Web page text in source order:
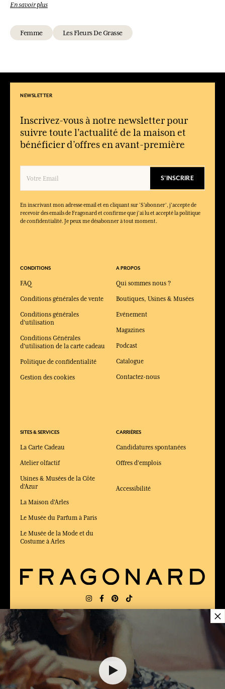
Quels types de produits composent la collection Fleur
La page propose une eau de toilette ainsi que des soins parfumés
comme des savons et des crèmes pour les mains.
florales douces, lumineuses et faciles à porter.
La collection convient-elle comme idée cadeau ?
Oui, grâce à son caractère intemporel et à ses différents formats,
elle s’offre facilement en toute occasion.
En savoir plus
Femme Les Fleurs De Grasse
NEWSLETTER
Inscrivez-vous à notre newsletter pour
suivre toute l'actualité de la maison et
bénéficier d’offres en avant-première
S'INSCRIRE
En inscrivant mon adresse email et en cliquant sur ‘S’abonner’, j'accepte de
recevoir des emails de Fragonard et confirme que j'ai lu et accepté la politique
de confidentialité. Je peux me désabonner à tout moment.
CONDITIONS
FAQ
Conditions générales de vente
Conditions générales
d'utilisation
Conditions Générales
d'utilisation de la carte cadeau
Politique de confidentialité
Gestion des cookies
SITES & SERVICES
La Carte Cadeau
Atelier olfactif
Usines & Musées de la Côte
d'Azur
La Maison d'Arles
Le Musée du Parfum à Paris
Le Musée de la Mode et du
Costume à Arles
A PROPOS
Qui sommes nous ?
Boutiques, Usines & Musées
Evénement
Magazines
Podcast
Catalogue
Contactez-nous
CARRIÈRES
Candidatures spontanées
Offres d'emplois
Accessibilité
FR
×